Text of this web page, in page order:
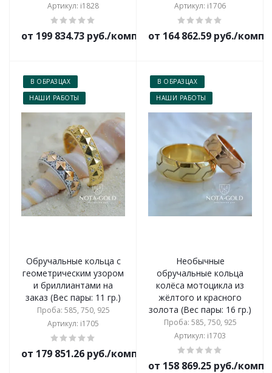
Артикул: i1828
от 199 834.73 руб./комплект
Артикул: i1706
от 164 862.59 руб./
В ОБРАЗЦАХ
НАШИ РАБОТЫ
Обручальные кольца с
геометрическим узором
и бриллиантами на
заказ (Вес пары: 11 гр.)
Проба: 585, 750, 925
Артикул: i1705
от 179 851.26 руб./комплект
В ОБРАЗЦАХ
НАШИ РАБОТЫ
Необычные
обручальные кольца
колёса мотоцикла из
жёлтого и красного
золота (Вес пары: 16 гр.)
Проба: 585, 750, 925
Артикул: i1703
от 158 869.25 руб./